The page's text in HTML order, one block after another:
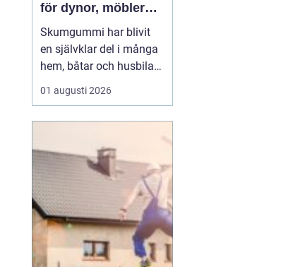
för dynor, möbler
och
speciallösningar
Skumgummi har blivit
en självklar del i många
hem, båtar och husbilar
runt om i landet. I
Göteborg är intresset
båtkulturen och det
växande intresset för att
klä om och förlänga livet
på befintliga möbler.
När...
01 augusti 2026